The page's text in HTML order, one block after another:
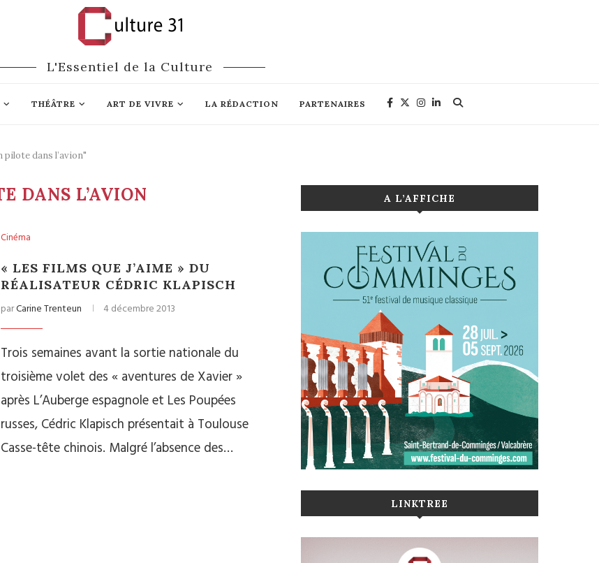
L'Essentiel de la Culture
THÉÂTRE ART DE VIVRE LA RÉDACTION PARTENAIRES
dans l’avion"
DANS L’AVION
Cinéma
« LES FILMS QUE J’AIME » DU
RÉALISATEUR CÉDRIC KLAPISCH
parCarine Trenteun 4 décembre 2013
Trois semaines avant la sortie nationale du
troisième volet des « aventures de Xavier »
après L’Auberge espagnole et Les Poupées
russes, Cédric Klapisch présentait à Toulouse
Casse-tête chinois. Malgré l’absence des…
A L’AFFICHE
LINKTREE